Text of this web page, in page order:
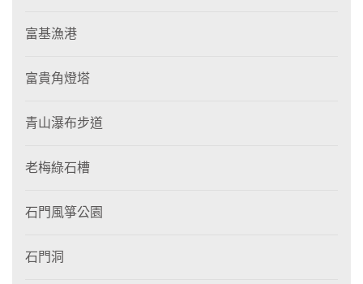
富基漁港
富貴角燈塔
青山瀑布步道
老梅綠石槽
石門風箏公園
石門洞